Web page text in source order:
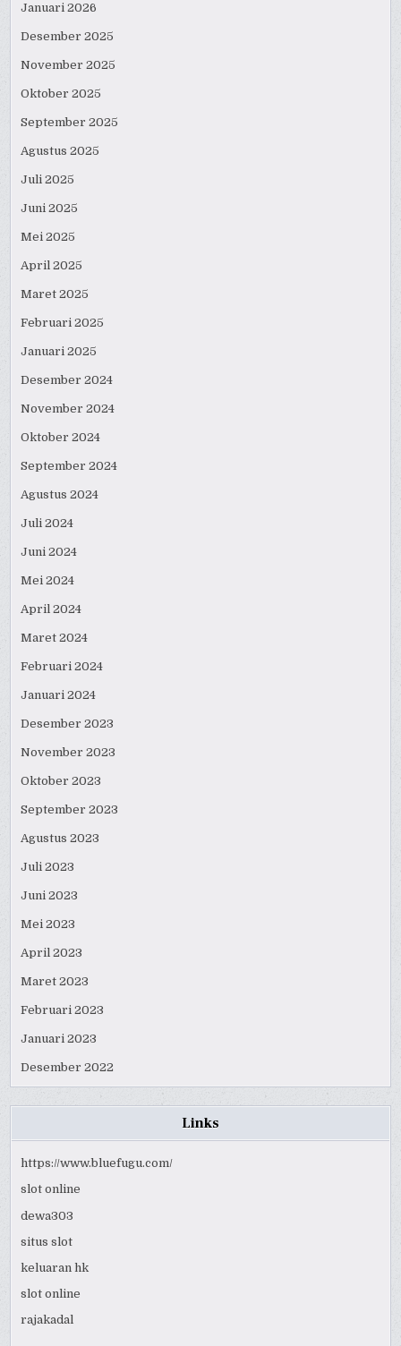
Januari 2026
Desember 2025
November 2025
Oktober 2025
September 2025
Agustus 2025
Juli 2025
Juni 2025
Mei 2025
April 2025
Maret 2025
Februari 2025
Januari 2025
Desember 2024
November 2024
Oktober 2024
September 2024
Agustus 2024
Juli 2024
Juni 2024
Mei 2024
April 2024
Maret 2024
Februari 2024
Januari 2024
Desember 2023
November 2023
Oktober 2023
September 2023
Agustus 2023
Juli 2023
Juni 2023
Mei 2023
April 2023
Maret 2023
Februari 2023
Januari 2023
Desember 2022
Links
https://www.bluefugu.com/
slot online
dewa303
situs slot
keluaran hk
slot online
rajakadal